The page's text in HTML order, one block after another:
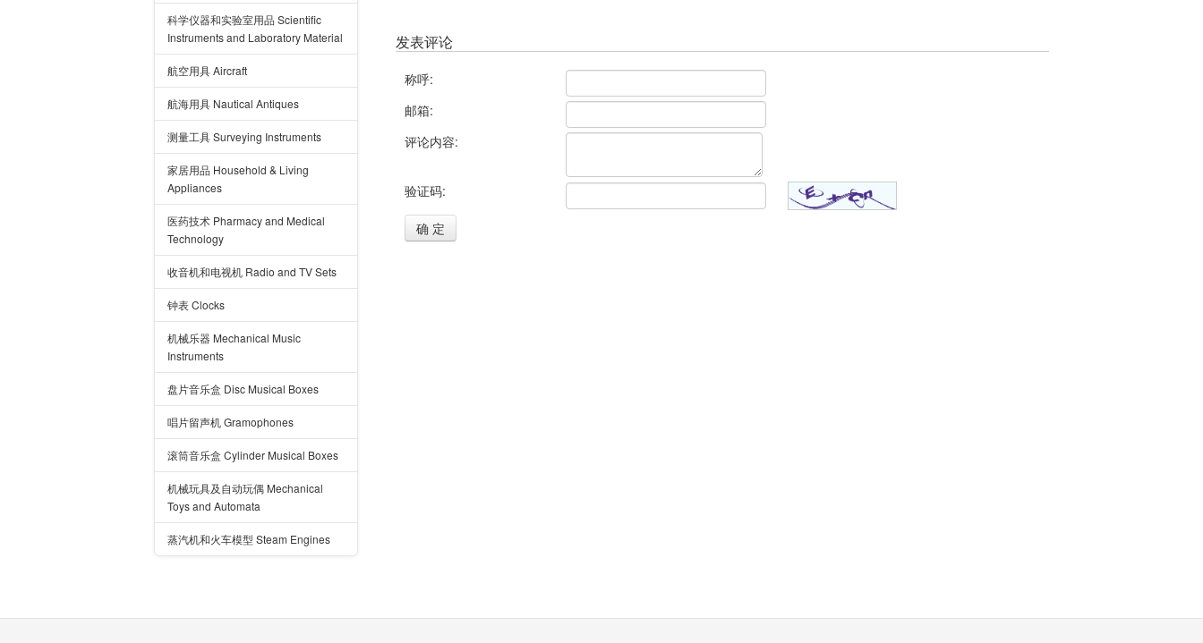
科学仪器和实验室用品 Scientific
Instruments and Laboratory Material
航空用具 Aircraft
航海用具 Nautical Antiques
测量工具 Surveying Instruments
家居用品 Household & Living
Appliances
医药技术 Pharmacy and Medical
Technology
收音机和电视机 Radio and TV Sets
钟表 Clocks
机械乐器 Mechanical Music
Instruments
盘片音乐盒 Disc Musical Boxes
唱片留声机 Gramophones
滚筒音乐盒 Cylinder Musical Boxes
机械玩具及自动玩偶 Mechanical
Toys and Automata
蒸汽机和火车模型 Steam Engines
发表评论
称呼:
邮箱:
评论内容:
验证码:
确 定